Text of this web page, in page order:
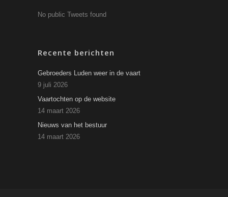
No public Tweets found
Recente berichten
Gebroeders Luden weer in de vaart
9 juli 2026
Vaartochten op de website
14 maart 2026
Nieuws van het bestuur
14 maart 2026